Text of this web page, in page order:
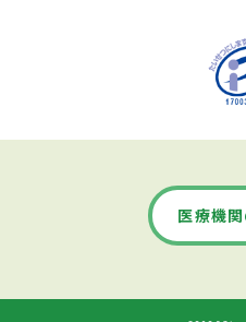
医療機